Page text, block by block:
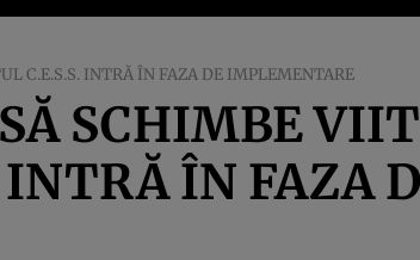
C.E.S.S. INTRĂ ÎN FAZA DE IMPLEMENTARE
SCHIMBE
INTRĂ ÎN FAZA